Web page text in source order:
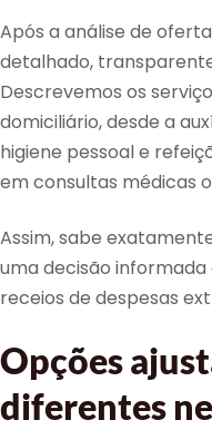
Após a análise de
detalhado,
Descrevemos os
domiciliário, desde a
higiene pessoal e
em consultas médicas
Assim, sabe
uma decisão informada
receios de despesas
Opções
diferentes